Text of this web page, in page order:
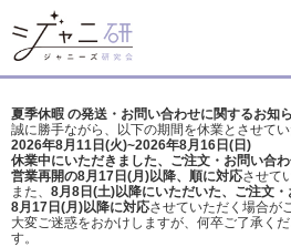
夏季休暇 の発送・お問い合わせに関するお知
誠に勝手ながら、以下の期間を休業とさせてい
2026年8月11日(火)~2026年8月16日(日)
休業中にいただきました、ご注文・お問い合わ
営業再開の8月17日(月)以降、順に対応させて
また、 8月8日(土)以降にいただいた、ご注文・
8月17日(月)以降に対応させていただく場合が
大変ご迷惑をおかけしますが、 何卒ご了承く
す。